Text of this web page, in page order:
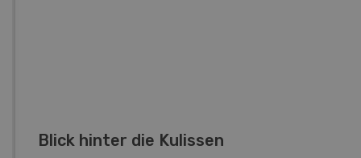
Blick hinter die Kulissen